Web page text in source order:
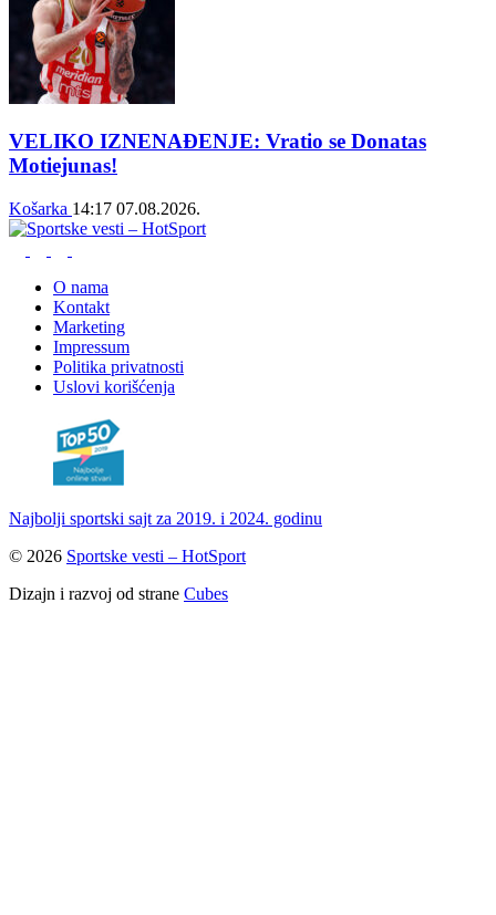
VELIKO IZNENAĐENJE: Vratio se Donatas
Motiejunas!
Košarka 14:17 07.08.2026.
O nama
Kontakt
Marketing
Impressum
Politika privatnosti
Uslovi korišćenja
Najbolji sportski sajt za 2019. i 2024. godinu
© 2026 Sportske vesti – HotSport
Dizajn i razvoj od strane Cubes